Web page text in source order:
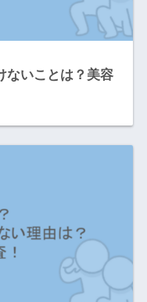
ないことは？美容